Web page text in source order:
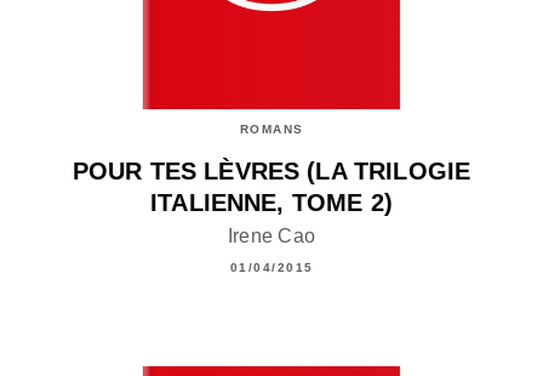
ROMANS
POUR TES LÈVRES (LA TRILOGIE
ITALIENNE, TOME 2)
Irene Cao
01/04/2015